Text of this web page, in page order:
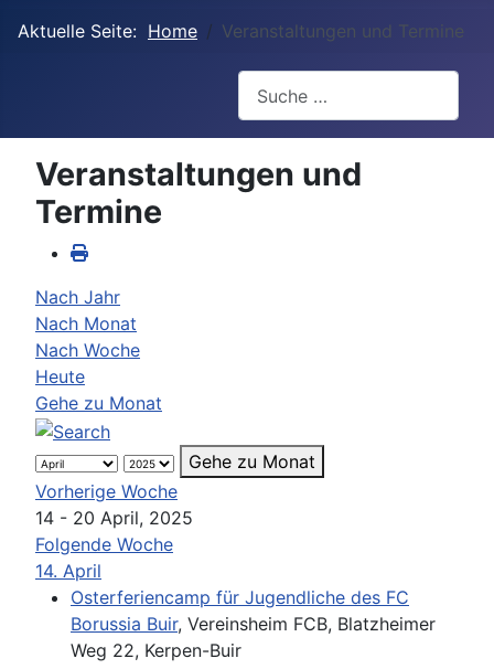
Aktuelle Seite: Home Veranstaltungen und Termine
Veranstaltungen und
Termine
Nach Jahr
Nach Monat
Nach Woche
Heute
Gehe zu Monat
Gehe zu Monat
Vorherige Woche
14 - 20 April, 2025
Folgende Woche
14. April
Osterferiencamp für Jugendliche des FC
Borussia Buir, Vereinsheim FCB, Blatzheimer
Weg 22, Kerpen-Buir